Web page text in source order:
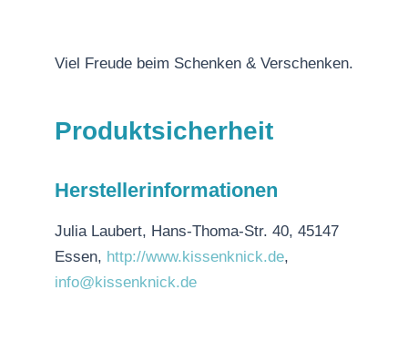
Viel Freude beim Schenken & Verschenken.
Produktsicherheit
Herstellerinformationen
Julia Laubert, Hans-Thoma-Str. 40, 45147
Essen, http://www.kissenknick.de,
info@kissenknick.de